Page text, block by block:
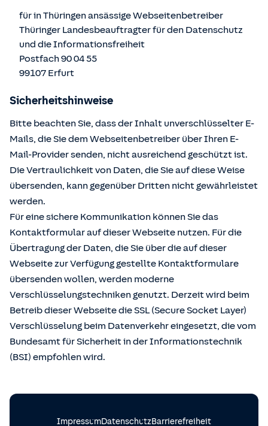
für in Thüringen ansässige Webseitenbetreiber
Thüringer Landesbeauftragter für den Datenschutz
und die Informationsfreiheit
Postfach 90 04 55
99107 Erfurt
Sicherheitshinweise
Bitte beachten Sie, dass der Inhalt unverschlüsselter E-
Mails, die Sie dem Webseitenbetreiber über Ihren E-
Mail-Provider senden, nicht ausreichend geschützt ist.
Die Vertraulichkeit von Daten, die Sie auf diese Weise
übersenden, kann gegenüber Dritten nicht gewährleistet
werden.
Für eine sichere Kommunikation können Sie das
Kontaktformular auf dieser Webseite nutzen. Für die
Übertragung der Daten, die Sie über die auf dieser
Webseite zur Verfügung gestellte Kontaktformulare
übersenden wollen, werden moderne
Verschlüsselungstechniken genutzt. Derzeit wird beim
Betreib dieser Webseite die SSL (Secure Socket Layer)
Verschlüsselung beim Datenverkehr eingesetzt, die vom
Bundesamt für Sicherheit in der Informationstechnik
(BSI) empfohlen wird.
ImpressumDatenschutzBarrierefreiheit